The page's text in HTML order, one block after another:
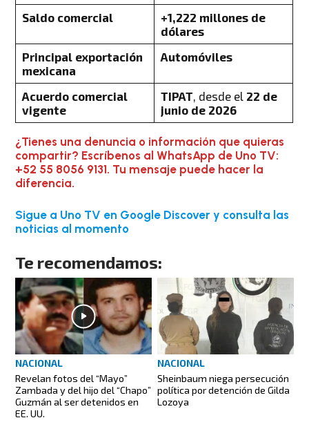
Saldo comercial
+1,222 millones de
dólares
Principal exportación
mexicana
Automóviles
Acuerdo comercial
vigente
TIPAT, desde el 22 de
junio de 2026
¿Tienes una denuncia o información que quieras
compartir? Escríbenos al WhatsApp de Uno TV:
+52 55 8056 9131. Tu mensaje puede hacer la
diferencia.
Sigue a Uno TV en Google Discover y consulta las
noticias al momento
Te recomendamos:
NACIONAL
Revelan fotos del “Mayo”
Zambada y del hijo del “Chapo”
Guzmán al ser detenidos en
EE. UU.
NACIONAL
Sheinbaum niega persecución
política por detención de Gilda
Lozoya